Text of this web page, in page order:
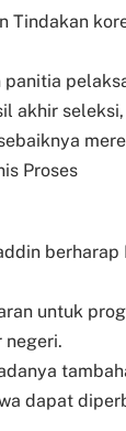
Tindakan
panitia
akhir
Proses
berharap
untuk
negeri.
dapat